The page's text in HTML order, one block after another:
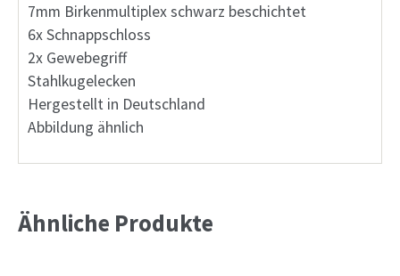
7mm Birkenmultiplex schwarz beschichtet
6x Schnappschloss
2x Gewebegriff
Stahlkugelecken
Hergestellt in Deutschland
Abbildung ähnlich
Ähnliche Produkte